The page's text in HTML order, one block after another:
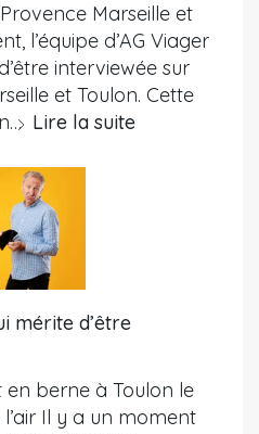
Marseille et
l’équipe d’AG Viager
interviewée sur
et Toulon. Cette
Lire la suite
mérite d’être
en berne à Toulon le
Il y a un moment